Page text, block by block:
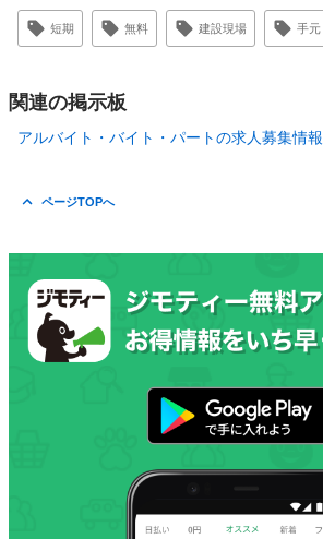
短期 無料 建設現場 手元
関連の掲示板
アルバイト・バイト・パートの求人募集情報
ページTOPへ